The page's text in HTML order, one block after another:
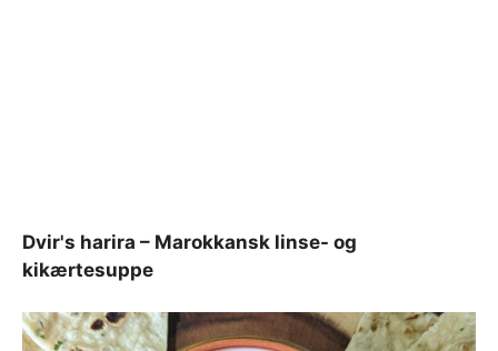
Dvir's harira – Marokkansk linse- og
kikærtesuppe